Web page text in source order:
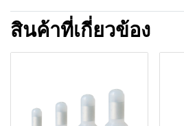
สินค้าที่เกี่ยวข้อง